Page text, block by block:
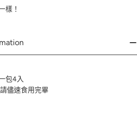
樣！
包4入
儘速食用完畢